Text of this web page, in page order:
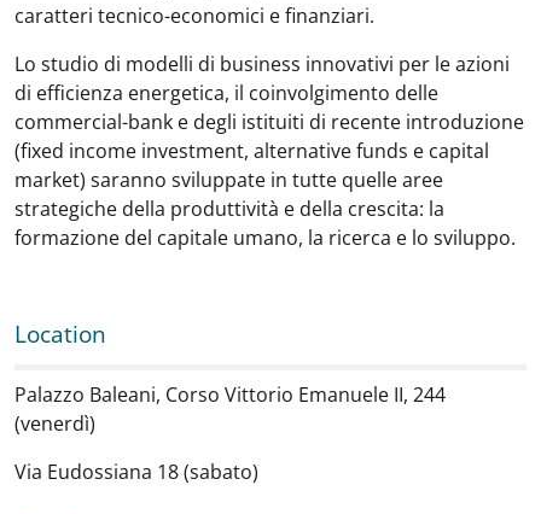
caratteri tecnico-economici e finanziari.
Lo studio di modelli di business innovativi per le azioni
di efficienza energetica, il coinvolgimento delle
commercial-bank e degli istituiti di recente introduzione
(fixed income investment, alternative funds e capital
market) saranno sviluppate in tutte quelle aree
strategiche della produttività e della crescita: la
formazione del capitale umano, la ricerca e lo sviluppo.
Location
Palazzo Baleani, Corso Vittorio Emanuele II, 244
(venerdì)
Via Eudossiana 18 (sabato)